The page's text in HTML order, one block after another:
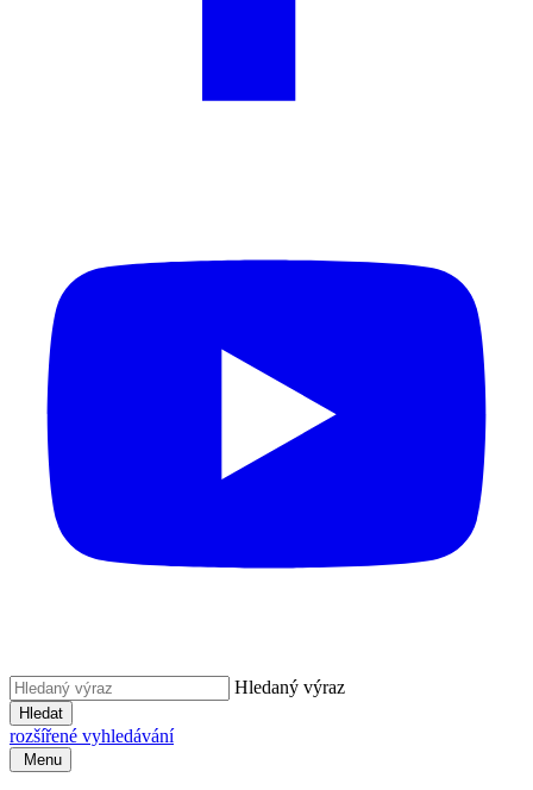
Hledaný výraz
Hledat
rozšířené vyhledávání
Menu